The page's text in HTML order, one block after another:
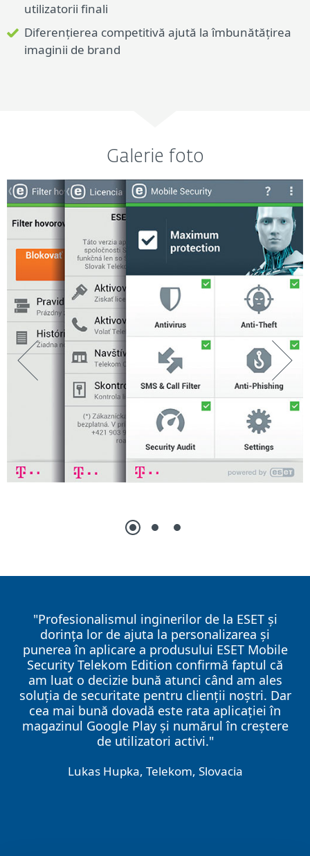
utilizatorii finali
Diferențierea competitivă ajută la îmbunătățirea
imaginii de brand
Galerie foto
"Profesionalismul inginerilor de la ESET și
dorința lor de ajuta la personalizarea și
punerea în aplicare a produsului ESET Mobile
Security Telekom Edition confirmă faptul că
am luat o decizie bună atunci când am ales
soluția de securitate pentru clienții noștri. Dar
cea mai bună dovadă este rata aplicației în
magazinul Google Play și numărul în creștere
de utilizatori activi."
Lukas Hupka, Telekom, Slovacia